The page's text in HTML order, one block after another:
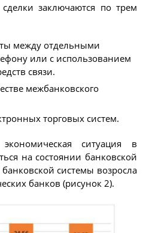
заключаются по трем
между отдельными
или с использованием
связи.
межбанковского
торговых систем.
ситуация в
на состоянии банковской
системы возросла
банков (рисунок 2).